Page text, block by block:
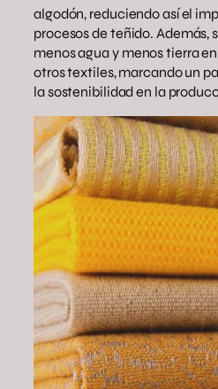
algodón, reduciendo así el
procesos de teñido. Además,
menos agua y menos tierra
otros textiles, marcando un
la sostenibilidad en la